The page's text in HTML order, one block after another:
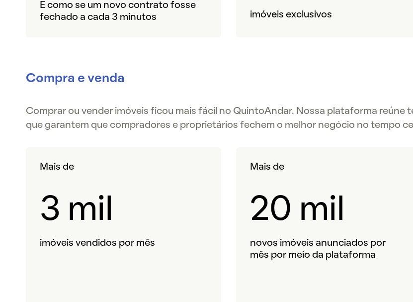
É como se um novo contrato fosse
fechado a cada 3 minutos
imóveis exclusivos
Compra e venda
Comprar ou vender imóveis ficou mais fácil no QuintoAndar. Nossa plataforma reúne
que garantem que compradores e proprietários fechem o melhor negócio no tempo
Mais de
3 mil
imóveis vendidos por mês
Mais de
20 mil
novos imóveis anunciados por
mês por meio da plataforma